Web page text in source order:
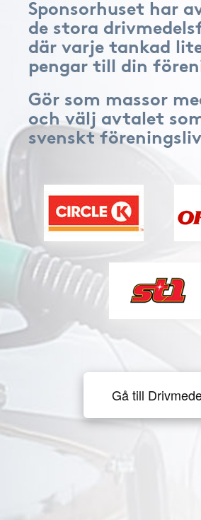
Sponsorhuset har
de stora
där varje tankad
pengar till din
Gör som massor
och välj avtalet
svenskt
Gå till